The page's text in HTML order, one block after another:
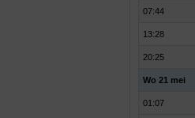
07:44
13:28
20:25
Wo 21 mei
01:07